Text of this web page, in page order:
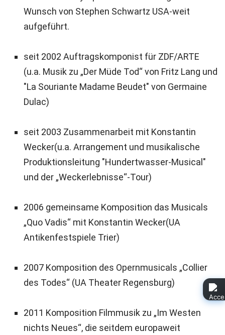
Wunsch von Stephen Schwartz USA-weit
aufgeführt.
seit 2002 Auftragskomponist für ZDF/ARTE
(u.a. Musik zu „Der Müde Tod“ von Fritz Lang und
"La Souriante Madame Beudet" von Germaine
Dulac)
seit 2003 Zusammenarbeit mit Konstantin
Wecker(u.a. Arrangement und musikalische
Produktionsleitung "Hundertwasser-Musical"
und der „Weckerlebnisse“-Tour)
2006 gemeinsame Komposition das Musicals
„Quo Vadis“ mit Konstantin Wecker(UA
Antikenfestspiele Trier)
2007 Komposition des Opernmusicals „Collier
des Todes“ (UA Theater Regensburg)
2011 Komposition Filmmusik zu „Im Westen
nichts Neues“, die seitdem europaweit